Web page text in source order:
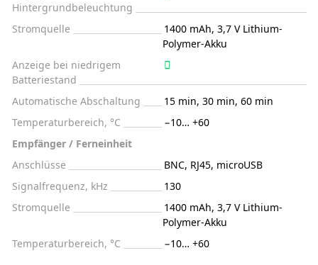
Hintergrundbeleuchtung
Stromquelle
1400 mAh, 3,7 V Lithium-
Polymer-Akku
Anzeige bei niedrigem
Batteriestand
Automatische Abschaltung
15 min, 30 min, 60 min
Temperaturbereich, °C
−10… +60
Empfänger / Ferneinheit
Anschlüsse
BNC, RJ45, microUSB
Signalfrequenz, kHz
130
Stromquelle
1400 mAh, 3,7 V Lithium-
Polymer-Akku
Temperaturbereich, °C
−10… +60